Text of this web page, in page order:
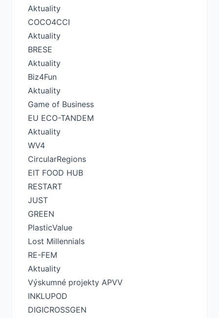
Aktuality
COCO4CCI
Aktuality
BRESE
Aktuality
Biz4Fun
Aktuality
Game of Business
EU ECO-TANDEM
Aktuality
WV4
CircularRegions
EIT FOOD HUB
RESTART
JUST
GREEN
PlasticValue
Lost Millennials
RE-FEM
Aktuality
Výskumné projekty APVV
INKLUPOD
DIGICROSSGEN